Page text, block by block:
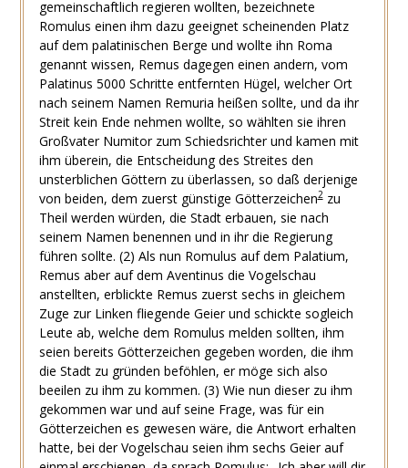
gemeinschaftlich regieren wollten, bezeichnete
Romulus einen ihm dazu geeignet scheinenden Platz
auf dem palatinischen Berge und wollte ihn Roma
genannt wissen, Remus dagegen einen andern, vom
Palatinus 5000 Schritte entfernten Hügel, welcher Ort
nach seinem Namen Remuria heißen sollte, und da ihr
Streit kein Ende nehmen wollte, so wählten sie ihren
Großvater Numitor zum Schiedsrichter und kamen mit
ihm überein, die Entscheidung des Streites den
unsterblichen Göttern zu überlassen, so daß derjenige
von beiden, dem zuerst günstige Götterzeichen2zu
Theil werden würden, die Stadt erbauen, sie nach
seinem Namen benennen und in ihr die Regierung
führen sollte. (2) Als nun Romulus auf dem Palatium,
Remus aber auf dem Aventinus die Vogelschau
anstellten, erblickte Remus zuerst sechs in gleichem
Zuge zur Linken fliegende Geier und schickte sogleich
Leute ab, welche dem Romulus melden sollten, ihm
seien bereits Götterzeichen gegeben worden, die ihm
die Stadt zu gründen beföhlen, er möge sich also
beeilen zu ihm zu kommen. (3) Wie nun dieser zu ihm
gekommen war und auf seine Frage, was für ein
Götterzeichen es gewesen wäre, die Antwort erhalten
hatte, bei der Vogelschau seien ihm sechs Geier auf